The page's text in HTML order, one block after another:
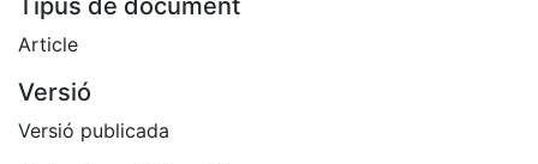
Article
Versió
Versió publicada